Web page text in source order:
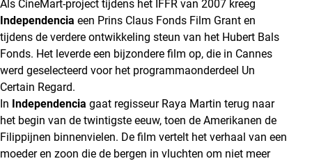
Als CineMart-project tijdens het IFFR van 2007 kreeg
Independencia een Prins Claus Fonds Film Grant en
tijdens de verdere ontwikkeling steun van het Hubert Bals
Fonds. Het leverde een bijzondere film op, die in Cannes
werd geselecteerd voor het programmaonderdeel Un
Certain Regard.
In Independencia gaat regisseur Raya Martin terug naar
het begin van de twintigste eeuw, toen de Amerikanen de
Filippijnen binnenvielen. De film vertelt het verhaal van een
moeder en zoon die de bergen in vluchten om niet meer